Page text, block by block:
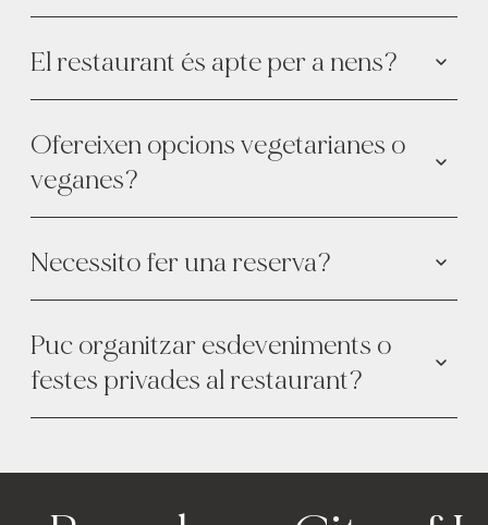
El restaurant és apte per a nens?
Ofereixen opcions vegetarianes o
veganes?
Necessito fer una reserva?
Puc organitzar esdeveniments o
festes privades al restaurant?